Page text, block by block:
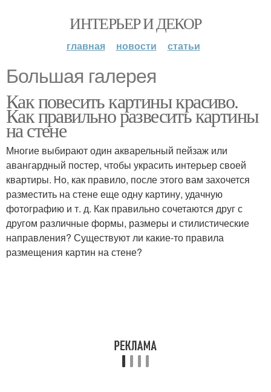
ИНТЕРЬЕР И ДЕКОР
главная новости статьи
Большая галерея
Как повесить картины красиво.
Как правильно развесить картины
на стене
Многие выбирают один акварельный пейзаж или
авангардный постер, чтобы украсить интерьер своей
квартиры. Но, как правило, после этого вам захочется
разместить на стене еще одну картину, удачную
фотографию и т. д. Как правильно сочетаются друг с
другом различные формы, размеры и стилистические
направления? Существуют ли какие-то правила
размещения картин на стене?